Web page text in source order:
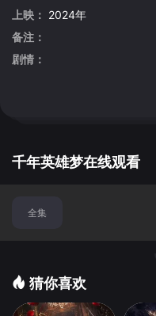
上映： 2024年
备注：
剧情：
千年英雄梦在线观看
全集
猜你喜欢